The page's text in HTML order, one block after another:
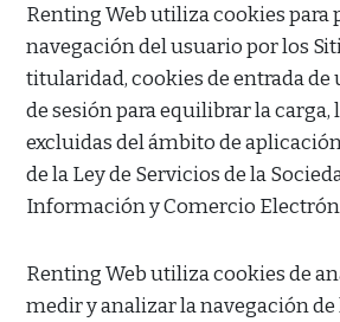
Renting Web utiliza cookies para
navegación del usuario por los
titularidad, cookies de entrada de
de sesión para equilibrar la carga,
excluidas del ámbito de
de la Ley de Servicios de la
Información y Comercio
Renting Web utiliza cookies de
medir y analizar la navegación